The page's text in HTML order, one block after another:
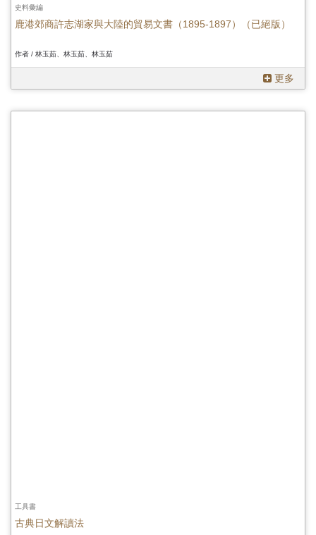
史料彙編
鹿港郊商許志湖家與大陸的貿易文書（1895-1897）（已絕版）
作者 / 林玉茹、林玉茹、林玉茹
更多
工具書
古典日文解讀法